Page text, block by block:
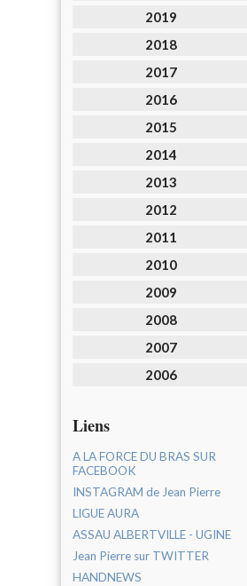
2019
2018
2017
2016
2015
2014
2013
2012
2011
2010
2009
2008
2007
2006
Liens
A LA FORCE DU BRAS SUR
FACEBOOK
INSTAGRAM de Jean Pierre
LIGUE AURA
ASSAU ALBERTVILLE - UGINE
Jean Pierre sur TWITTER
HANDNEWS